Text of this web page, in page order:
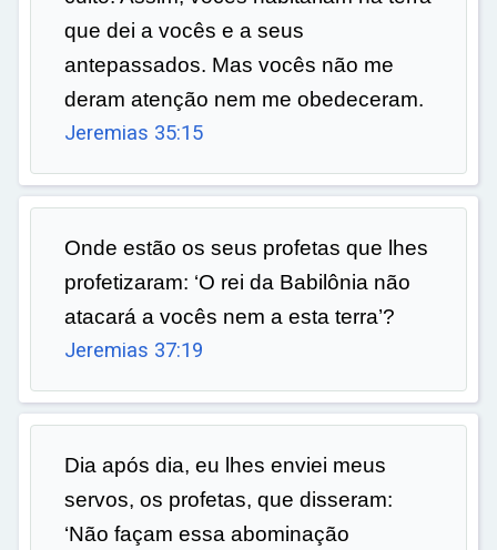
que dei a vocês e a seus
antepassados. Mas vocês não me
deram atenção nem me obedeceram.
Jeremias 35:15
Onde estão os seus profetas que lhes
profetizaram: ‘O rei da Babilônia não
atacará a vocês nem a esta terra’?
Jeremias 37:19
Dia após dia, eu lhes enviei meus
servos, os profetas, que disseram:
‘Não façam essa abominação